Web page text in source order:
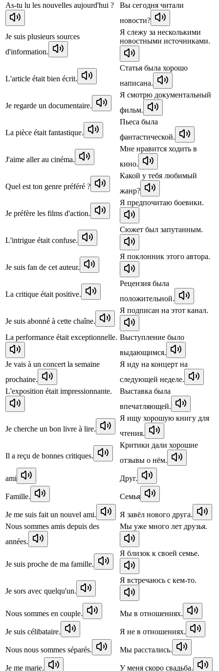
As-tu lu les nouvelles aujourd'hui ?
Вы сегодня читали
новости?
Je suis plusieurs sources
d'information.
Я слежу за несколькими
новостными источниками.
L'article était bien écrit.
Статья была хорошо
написана.
Je regarde un documentaire.
Я смотрю документальный
фильм.
La pièce était fantastique.
Пьеса была
фантастической.
J'aime aller au cinéma.
Мне нравится ходить в
кино.
Quel est ton genre préféré ?
Какой у тебя любимый
жанр?
Je préfère les films d'action.
Я предпочитаю боевики.
L'intrigue était confuse.
Сюжет был запутанным.
Je suis fan de cet auteur.
Я поклонник этого автора.
La critique était positive.
Рецензия была
положительной.
Je suis abonné à cette chaîne.
Я подписан на этот канал.
La performance était exceptionnelle. Выступление было
выдающимся.
Je vais à un concert la semaine
prochaine.
Я иду на концерт на
следующей неделе.
L'exposition était impressionnante.
Выставка была
впечатляющей.
Je cherche un bon livre à lire.
Я ищу хорошую книгу для
чтения.
Il a reçu de bonnes critiques.
Критики дали хорошие
отзывы о нём.
ami Друг.
Famille. Семья
Je me suis fait un nouvel ami.
Я завёл нового друга.
Nous sommes amis depuis des
années.
Мы уже много лет друзья.
Je suis proche de ma famille.
Я близок к своей семье.
Je sors avec quelqu'un.
Я встречаюсь с кем-то.
Nous sommes en couple. Мы в отношениях.
Je suis célibataire. Я не в отношениях.
Nous nous sommes séparés. Мы расстались.
Je me marie. У меня скоро свадьба.